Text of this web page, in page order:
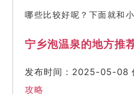
哪些比较好呢？下面就和
宁乡泡温泉的地方推
发布时间：2025-05-08
攻略